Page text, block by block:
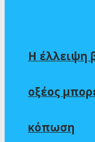
Η έλλειψη
οξέος
κόπωση